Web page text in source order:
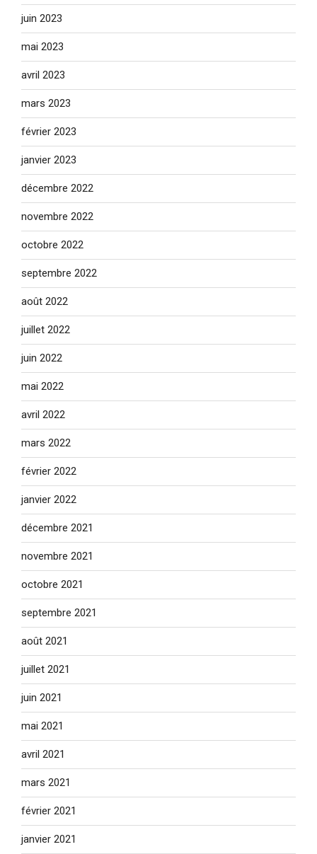
juin 2023
mai 2023
avril 2023
mars 2023
février 2023
janvier 2023
décembre 2022
novembre 2022
octobre 2022
septembre 2022
août 2022
juillet 2022
juin 2022
mai 2022
avril 2022
mars 2022
février 2022
janvier 2022
décembre 2021
novembre 2021
octobre 2021
septembre 2021
août 2021
juillet 2021
juin 2021
mai 2021
avril 2021
mars 2021
février 2021
janvier 2021